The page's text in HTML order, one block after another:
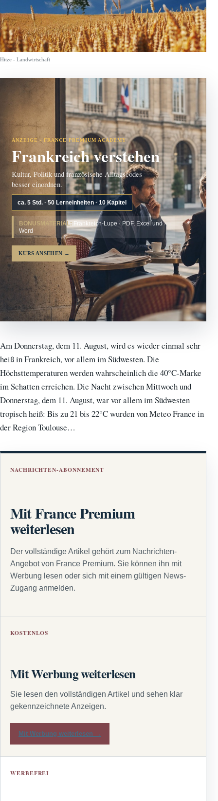
Hitze - Landwirtschaft
ANZEIGE · FRANCE PREMIUM ACADEMY
Frankreich verstehen
Kultur, Politik und französische Alltagscodes
besser einordnen.
ca. 5 Std. · 50 Lerneinheiten · 10 Kapitel
BONUSMATERIAL: Frankreich-Lupe · PDF, Excel und
Word
KURS ANSEHEN →
Am Donnerstag, dem 11. August, wird es wieder einmal sehr
heiß in Frankreich, vor allem im Südwesten. Die
Höchsttemperaturen werden wahrscheinlich die 40°C-Marke
im Schatten erreichen. Die Nacht zwischen Mittwoch und
Donnerstag, dem 11. August, war vor allem im Südwesten
tropisch heiß: Bis zu 21 bis 22°C wurden von Meteo France in
der Region Toulouse…
NACHRICHTEN-ABONNEMENT
Mit France Premium
weiterlesen
Der vollständige Artikel gehört zum Nachrichten-
Angebot von France Premium. Sie können ihn mit
Werbung lesen oder sich mit einem gültigen News-
Zugang anmelden.
KOSTENLOS
Mit Werbung weiterlesen
Sie lesen den vollständigen Artikel und sehen klar
gekennzeichnete Anzeigen.
Mit Werbung weiterlesen →
WERBEFREI